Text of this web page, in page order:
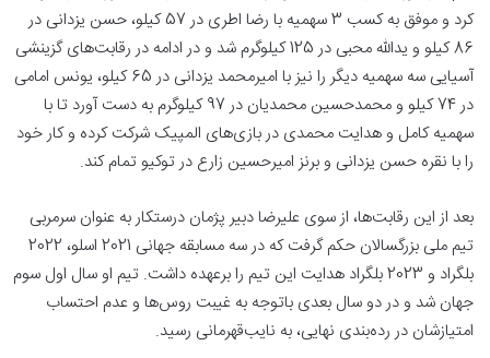
کرد و موفق به کسب 3 سهمیه با رضا اطری در 57 کیلو، حسن یزدانی در
86 کیلو و یدالله محبی در 125 کیلوگرم شد و در ادامه در رقابت‌های گزینشی
آسیایی سه سهمیه دیگر را نیز با امیرمحمد یزدانی در 65 کیلو، یونس امامی
در 74 کیلو و محمدحسین محمدیان در 97 کیلوگرم به دست آورد تا با
سهمیه کامل و هدایت محمدی در بازی‌های المپیک شرکت کرده و کار خود
را با نقره حسن یزدانی و برنز امیرحسین زارع در توکیو تمام کند.
بعد از این رقابت‌ها، از سوی علیرضا دبیر پژمان درستکار به عنوان سرمربی
تیم ملی بزرگسالان حکم گرفت که در سه مسابقه جهانی 2021 اسلو، 2022
بلگراد و 2023 بلگراد هدایت این تیم را برعهده داشت. تیم او سال اول سوم
جهان شد و در دو سال بعدی باتوجه به غیبت روس‌ها و عدم احتساب
امتیازشان در رده‌بندی نهایی، به نایب‌قهرمانی رسید.